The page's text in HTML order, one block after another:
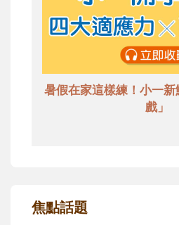
暑假在家這樣練！小一
戲」
焦點話題